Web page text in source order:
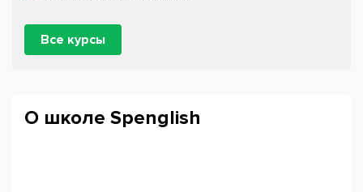
Все курсы
О школе Spenglish